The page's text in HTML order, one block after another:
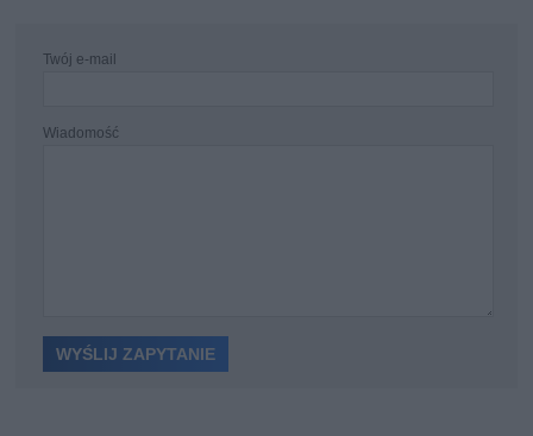
Twój e-mail
Wiadomość